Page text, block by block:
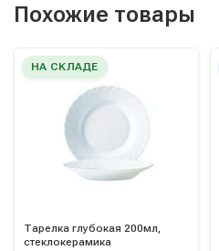
Похожие товары
НА СКЛАДЕ
Тарелка глубокая 200мл,
стеклокерамика